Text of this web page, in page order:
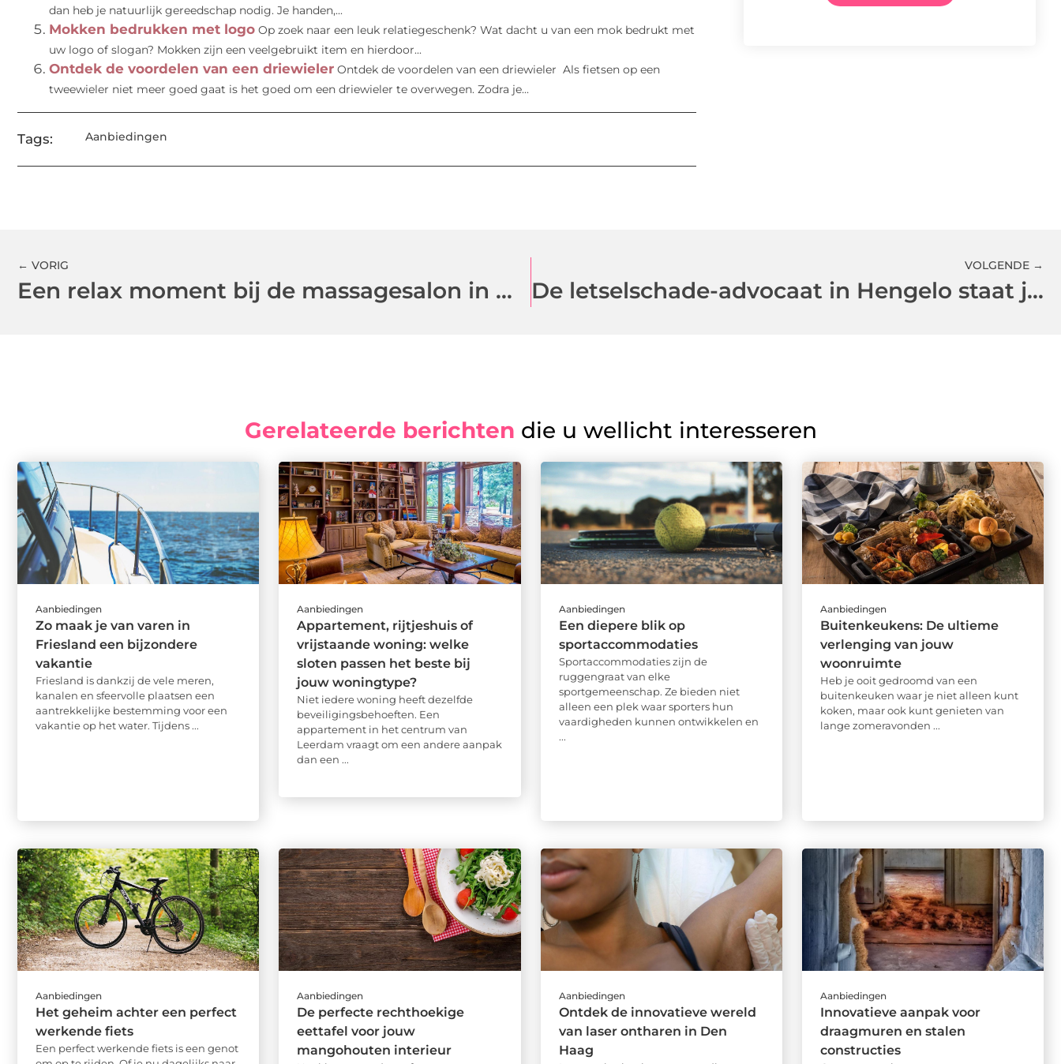
dan heb je natuurlijk gereedschap nodig. Je handen,...
Mokken bedrukken met logo Op zoek naar een leuk relatiegeschenk? Wat dacht u van een mok bedrukt met
uw logo of slogan? Mokken zijn een veelgebruikt item en hierdoor...
Ontdek de voordelen van een driewieler Ontdek de voordelen van een driewieler Als fietsen op een
tweewieler niet meer goed gaat is het goed om een driewieler te overwegen. Zodra je...
Tags: Aanbiedingen
← VORIG
Een relax moment bij de massagesalon in Hilversum
VOLGENDE →
De letselschade-advocaat in Hengelo staat je ten alle tijden bij
Gerelateerde berichten die u wellicht interesseren
Aanbiedingen
Zo maak je van varen in
Friesland een bijzondere
vakantie
Friesland is dankzij de vele meren,
kanalen en sfeervolle plaatsen een
aantrekkelijke bestemming voor een
vakantie op het water. Tijdens ...
Aanbiedingen
Appartement, rijtjeshuis of
vrijstaande woning: welke
sloten passen het beste bij
jouw woningtype?
Niet iedere woning heeft dezelfde
beveiligingsbehoeften. Een
appartement in het centrum van
Leerdam vraagt om een andere aanpak
dan een ...
Aanbiedingen
Een diepere blik op
sportaccommodaties
Sportaccommodaties zijn de
ruggengraat van elke
sportgemeenschap. Ze bieden niet
alleen een plek waar sporters hun
vaardigheden kunnen ontwikkelen en
...
Aanbiedingen
Buitenkeukens: De ultieme
verlenging van jouw
woonruimte
Heb je ooit gedroomd van een
buitenkeuken waar je niet alleen kunt
koken, maar ook kunt genieten van
lange zomeravonden ...
Aanbiedingen
Het geheim achter een perfect
werkende fiets
Een perfect werkende fiets is een genot
Aanbiedingen
De perfecte rechthoekige
eettafel voor jouw
mangohouten interieur
Aanbiedingen
Ontdek de innovatieve wereld
van laser ontharen in Den
Haag
Aanbiedingen
Innovatieve aanpak voor
draagmuren en stalen
constructies